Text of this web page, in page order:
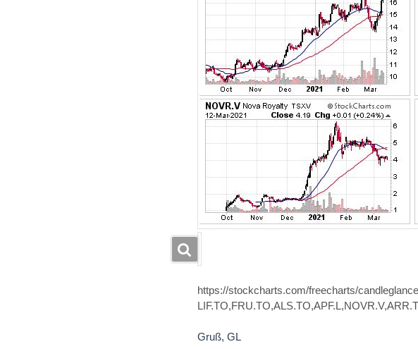
https://stockcharts.com/freecharts/
Gruß, GL